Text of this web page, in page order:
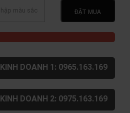
ĐẶT MUA
KINH DOANH 1: 0965.163.169
KINH DOANH 2: 0975.163.169